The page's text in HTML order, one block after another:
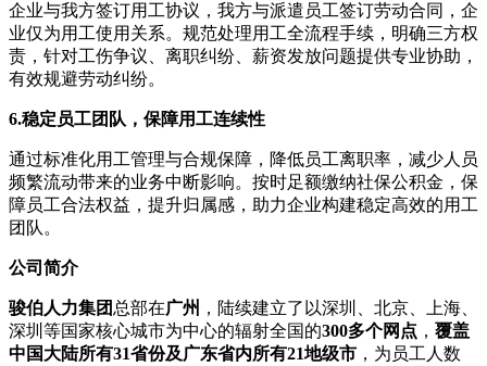
企业与我方签订用工协议，我方与派遣员工签订劳动合同，企
业仅为用工使用关系。规范处理用工全流程手续，明确三方权
责，针对工伤争议、离职纠纷、薪资发放问题提供专业协助，
有效规避劳动纠纷。
6.稳定员工团队，保障用工连续性
通过标准化用工管理与合规保障，降低员工离职率，减少人员
频繁流动带来的业务中断影响。按时足额缴纳社保公积金，保
障员工合法权益，提升归属感，助力企业构建稳定高效的用工
团队。
公司 简介
骏伯人力集团 总部在广州 ，陆续建立了以深圳、北京、上海、
深圳等国家核心城市为中心的辐射全国的300多个网点 ， 覆盖
中国大陆所有31省份及广东省内所有21地级市 ，为员工人数